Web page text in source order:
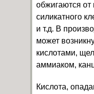
обжигаются от
силикатного
и т.д. В
может
кислотами,
аммиаком,
Кислота,